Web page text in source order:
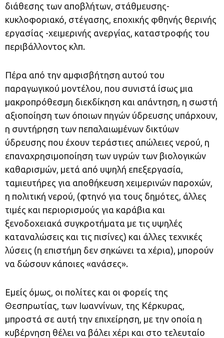
διάθεσης των αποβλήτων, στάθμευσης-
κυκλοφοριακό, στέγασης, εποχικής φθηνής θερινής
εργασίας -χειμερινής ανεργίας, καταστροφής του
περιβάλλοντος κλπ.
Πέρα από την αμφισβήτηση αυτού του
παραγωγικού μοντέλου, που συνιστά ίσως μια
μακροπρόθεσμη διεκδίκηση και απάντηση, η σωστή
αξιοποίηση των όποιων πηγών ύδρευσης υπάρχουν,
η συντήρηση των πεπαλαιωμένων δικτύων
ύδρευσης που έχουν τεράστιες απώλειες νερού, η
επαναχρησιμοποίηση των υγρών των βιολογικών
καθαρισμών, μετά από υψηλή επεξεργασία,
ταμιευτήρες για αποθήκευση χειμερινών παροχών,
η πολιτική νερού, (φτηνό για τους δημότες, άλλες
τιμές και περιορισμούς για καράβια και
ξενοδοχειακά συγκροτήματα με τις υψηλές
καταναλώσεις και τις πισίνες) και άλλες τεχνικές
λύσεις (η επιστήμη δεν σηκώνει τα χέρια), μπορούν
να δώσουν κάποιες «ανάσες».
Εμείς όμως, οι πολίτες και οι φορείς της
Θεσπρωτίας, των Ιωαννίνων, της Κέρκυρας,
μπροστά σε αυτή την επιχείρηση, με την οποία η
κυβέρνηση θέλει να βάλει χέρι και στο τελευταίο